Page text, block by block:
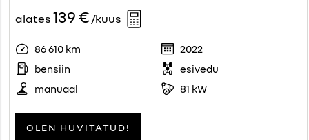
alates 139 €/kuus
86 610 km
2022
bensiin
esivedu
manuaal
81 kW
OLEN HUVITATUD!